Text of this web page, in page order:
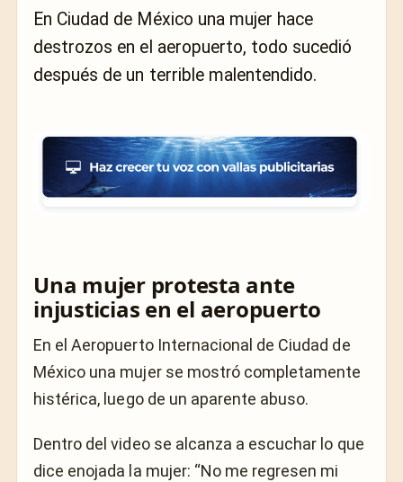
En Ciudad de México una mujer hace
destrozos en el aeropuerto, todo sucedió
después de un terrible malentendido.
Una mujer protesta ante
injusticias en el aeropuerto
En el Aeropuerto Internacional de Ciudad de
México una mujer se mostró completamente
histérica, luego de un aparente abuso.
Dentro del video se alcanza a escuchar lo que
dice enojada la mujer: “No me regresen mi